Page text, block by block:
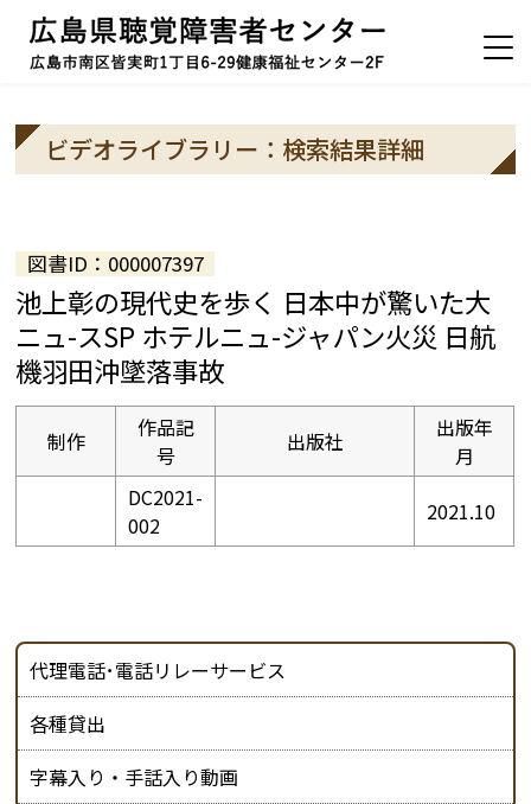
ビデオライブラリー：検索結果詳細
図書ID：000007397
池上彰の現代史を歩く 日本中が驚いた大
ニュ-スSP ホテルニュ-ジャパン火災 日航
機羽田沖墜落事故
制作
作品記
号
出版社
出版年
月
DC2021-
002
2021.10
代理電話･電話リレーサービス
各種貸出
字幕入り・手話入り動画